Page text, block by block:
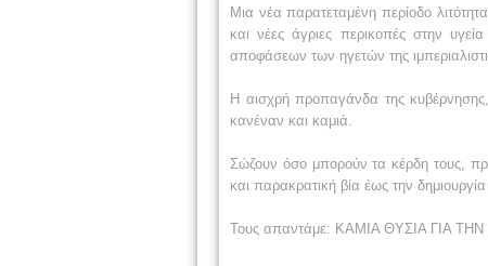
Μια νέα παρατεταμένη περίοδο
και νέες άγριες περικοπές στην
αποφάσεων των ηγετών της
Η αισχρή προπαγάνδα της
κανέναν και καμιά.
Σώζουν όσο μπορούν τα κέρδη τους,
και παρακρατική βία έως την
Τους απαντάμε: ΚΑΜΙΑ ΘΥΣΙΑ ΓΙΑ